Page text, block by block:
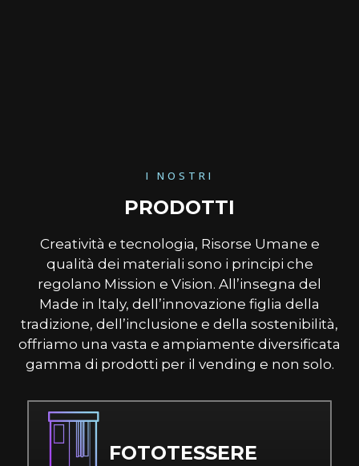
I NOSTRI
PRODOTTI
Creatività e tecnologia, Risorse Umane e
qualità dei materiali sono i principi che
regolano Mission e Vision. All’insegna del
Made in ltaly, dell’innovazione figlia della
tradizione, dell’inclusione e della sostenibilità,
offriamo una vasta e ampiamente diversificata
gamma di prodotti per il vending e non solo.
FOTOTESSERE